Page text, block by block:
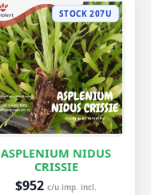
STOCK 207U
ASPLENIUM NIDUS
CRISSIE
$952 c/u imp. incl.